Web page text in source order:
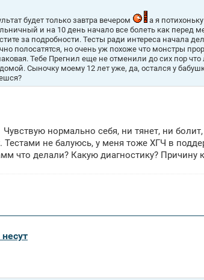
будет только завтра вечером
а я
и на 10 день начало все болеть как перед
за подробности. Тесты ради интереса начала
полосатятся, но очень уж похоже что монстры
Тебе Прегнил еще не отменили до сих пор
Сыночку моему 12 лет уже, да, остался у
Чувствую нормально себя, ни тянет, ни
не балуюсь, у меня тоже ХГЧ в
что делали? Какую диагностику? Причину